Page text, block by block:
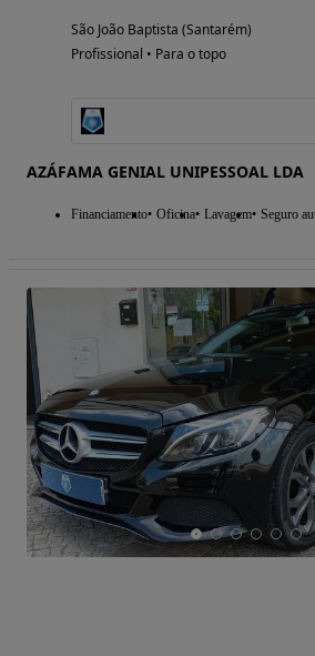
São João Baptista (Santarém)
Profissional • Para o topo
AZÁFAMA GENIAL UNIPESSOAL LDA
Financiamento Oficina Lavagem Seguro